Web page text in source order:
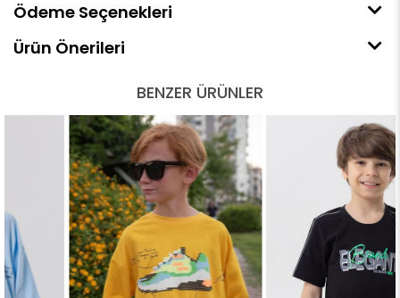
Ödeme Seçenekleri
Ürün Önerileri
BENZER ÜRÜNLER